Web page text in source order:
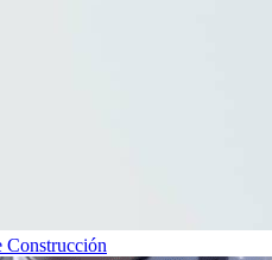
Construcción